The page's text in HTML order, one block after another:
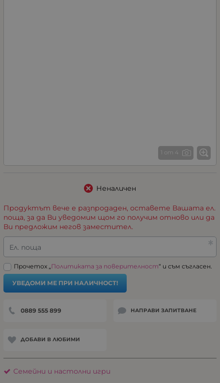
1 от 4
Неналичен
Продуктът вече е разпродаден, оставете Вашата ел.
поща, за да Ви уведомим щом го получим отново или да
Ви предложим негов заместител.
Ел. поща
Прочетох „Политиката за поверителност“ и съм съгласен.
УВЕДОМИ МЕ ПРИ НАЛИЧНОСТ!
0889 555 899 НАПРАВИ ЗАПИТВАНЕ
ДОБАВИ В ЛЮБИМИ
Семейни и настолни игри